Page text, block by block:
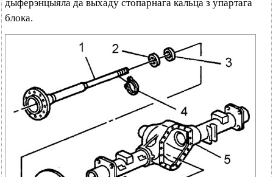
дыферэнцыяла да выхаду стопарнага кальца з упартага
блока.